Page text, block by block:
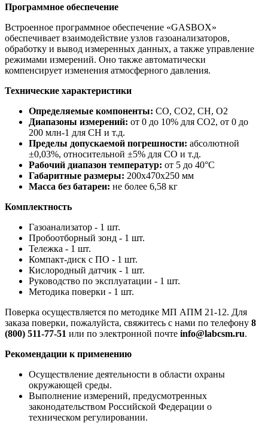
Программное обеспечение
Встроенное программное обеспечение «GASBOX»
обеспечивает взаимодействие узлов газоанализаторов,
обработку и вывод измеренных данных, а также управление
режимами измерений. Оно также автоматически
компенсирует изменения атмосферного давления.
Технические характеристики
Определяемые компоненты: СО, СО2, СН, О2
Диапазоны измерений: от 0 до 10% для СО2, от 0 до
200 млн-1 для СН и т.д.
Пределы допускаемой погрешности: абсолютной
±0,03%, относительной ±5% для СО и т.д.
Рабочий диапазон температур: от 5 до 40°C
Габаритные размеры: 200x470x250 мм
Масса без батареи: не более 6,58 кг
Комплектность
Газоанализатор - 1 шт.
Пробоотборный зонд - 1 шт.
Тележка - 1 шт.
Компакт-диск с ПО - 1 шт.
Кислородный датчик - 1 шт.
Руководство по эксплуатации - 1 шт.
Методика поверки - 1 шт.
Поверка осуществляется по методике МП АПМ 21-12. Для
заказа поверки, пожалуйста, свяжитесь с нами по телефону 8
(800) 511-77-51 или по электронной почте info@labcsm.ru.
Рекомендации к применению
Осуществление деятельности в области охраны
окружающей среды.
Выполнение измерений, предусмотренных
законодательством Российской Федерации о
техническом регулировании.